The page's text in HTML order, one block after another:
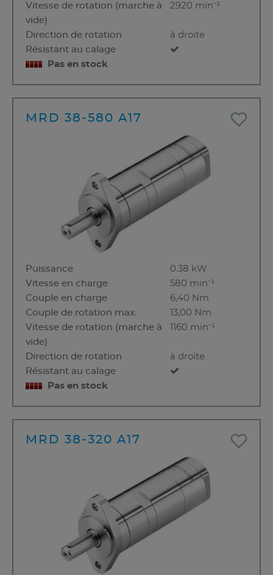
Vitesse de rotation (marche à
vide)
2920 min⁻¹
Direction de rotation
à droite
Résistant au calage
Pas en stock
MRD 38-580 A17
Puissance
0.38 kW
Vitesse en charge
580 min⁻¹
Couple en charge
6,40 Nm
Couple de rotation max.
13,00 Nm
Vitesse de rotation (marche à
vide)
1160 min⁻¹
Direction de rotation
à droite
Résistant au calage
Pas en stock
MRD 38-320 A17